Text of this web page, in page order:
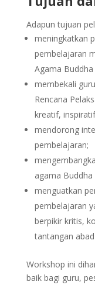
Adapun tujuan
meningkatkan
pembelajaran
Agama
membekali
Rencana
kreatif,
mendorong
pembelajaran;
agama
menguatkan
pembelajaran
berpikir kritis,
tantangan
Workshop ini
baik bagi guru,